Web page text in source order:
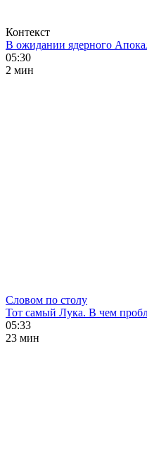
Контекст
В ожидании ядерного
05:30
2 мин
Словом по столу
Тот самый Лука. В чем
05:33
23 мин